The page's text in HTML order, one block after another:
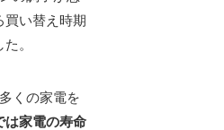
買い替え時期
。
くの家電を
は家電の寿命